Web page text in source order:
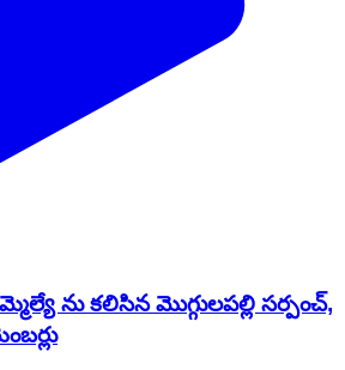
ను కలిసిన మొగ్గులపల్లి సర్పంచ్,